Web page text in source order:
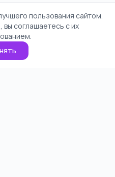
пользования сайтом.
соглашаетесь с их